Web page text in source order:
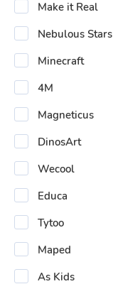
Make it Real
Nebulous Stars
Minecraft
4M
Magneticus
DinosArt
Wecool
Educa
Tytoo
Maped
As Kids